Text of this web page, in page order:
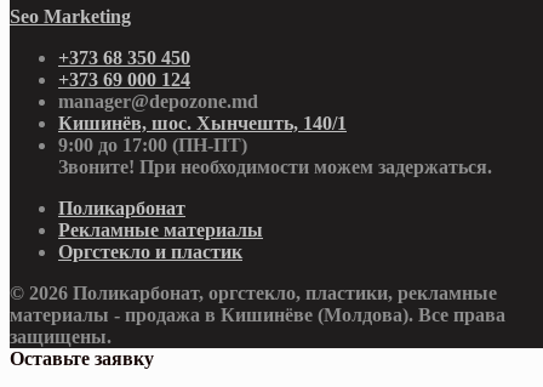
Seo Marketing
+373 68 350 450
+373 69 000 124
manager@depozone.md
Кишинёв, шос. Хынчешть, 140/1
9:00 до 17:00 (ПН-ПТ)
Звоните! При необходимости можем задержаться.
Поликарбонат
Рекламные материалы
Оргстекло и пластик
© 2026 Поликарбонат, оргстекло, пластики, рекламные
материалы - продажа в Кишинёве (Молдова). Все права
защищены.
Оставьте заявку